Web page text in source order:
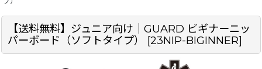
【送料無料】ジュニア向け｜GUARD ビギナーニッ
パーボード（ソフトタイプ）
[23NIP-BIGINNER]